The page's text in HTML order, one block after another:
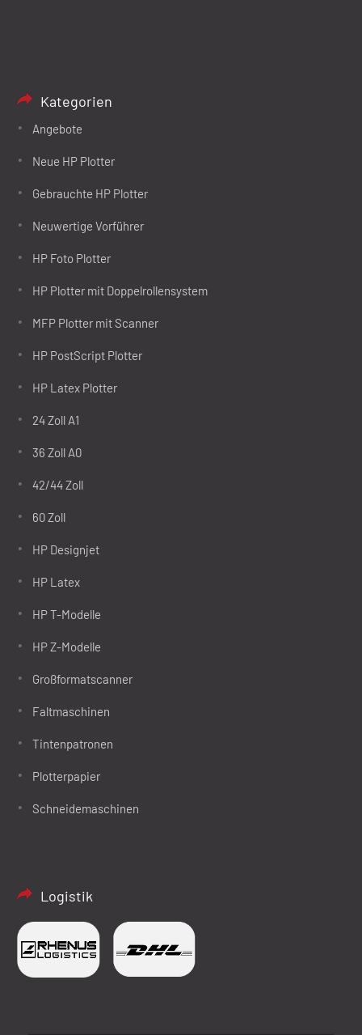
Kategorien
Angebote
Neue HP Plotter
Gebrauchte HP Plotter
Neuwertige Vorführer
HP Foto Plotter
HP Plotter mit Doppelrollensystem
MFP Plotter mit Scanner
HP PostScript Plotter
HP Latex Plotter
24 Zoll A1
36 Zoll A0
42/44 Zoll
60 Zoll
HP Designjet
HP Latex
HP T-Modelle
HP Z-Modelle
Großformatscanner
Faltmaschinen
Tintenpatronen
Plotterpapier
Schneidemaschinen
Logistik